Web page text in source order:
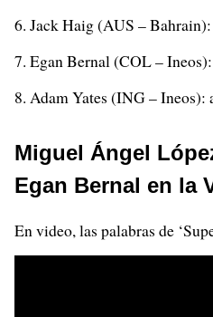
Jack Haig (AUS –
Egan Bernal (COL –
Adam Yates (ING – Ineos):
Miguel Ángel
Egan Bernal en la
En video, las palabras de